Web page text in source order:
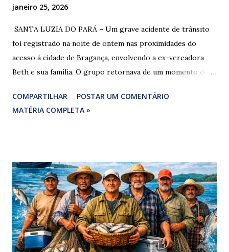
janeiro 25, 2026
​ SANTA LUZIA DO PARÁ – Um grave acidente de trânsito
foi registrado na noite de ontem nas proximidades do
acesso à cidade de Bragança, envolvendo a ex-vereadora
Beth e sua família. O grupo retornava de um momento de
vereadora e irmão dos ex-vereadores de Bragança, Mauro
Rodrigues e Zeca Rodrigues , estava voltando do
família foi atingido por uma caminhonete. O condutor da
mesma apresentava sinais visíveis de embriaguez, e
diversas latas de bebidas alcoólicas foram avistadas no
interior do veículo. O motorista, identificado por
moradores locais como irmão do vereador "Neguinho do
Coco", de Santa Luzia do Pará, evadiu-se do local sem
COMPARTILHAR
POSTAR UM COMENTÁRIO
MATÉRIA COMPLETA »